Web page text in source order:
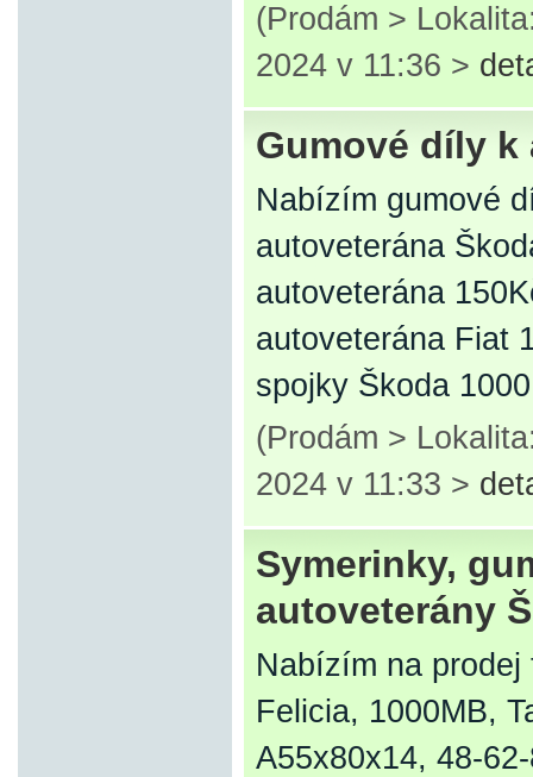
(Prodám >
2024 v 11:36 >
Gumové díly
Nabízím gumové
autoveterána
autoveterána
autoveterána Fiat
spojky Škoda
(Prodám >
2024 v 11:33 >
Symerinky,
autoveterány
Nabízím na
Felicia, 1000MB,
A55x80x14, 48-